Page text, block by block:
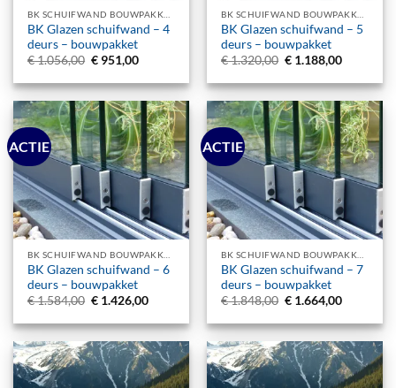
BK Glazen schuifwand – 4
deurs – bouwpakket
€1.056,00 Oorspronkelijke
was:
€ 1.056,00.
€ 951,00Huidige
is:
€ 951,00.
BK Glazen schuifwand – 5
deurs – bouwpakket
€1.320,00 Oorspronkelijke
was:
€ 1.320,00.
€ 1.188,00Huidige
is:
€
ACTIE
BK Glazen schuifwand – 6
deurs – bouwpakket
€1.584,00 Oorspronkelijke
was:
€ 1.584,00.
€ 1.426,00Huidige
is:
€ 1.426,00.
ACTIE
BK Glazen schuifwand – 7
deurs – bouwpakket
€1.848,00 Oorspronkelijke
was:
€ 1.848,00.
€ 1.664,00Huidige
is:
€